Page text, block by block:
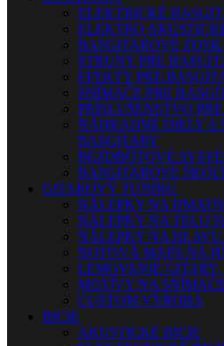
ELEKTRICKÉ
ELEKTRO
BASGITAROVÉ
STRUNY PRE
EFEKTY PRE
SNÍMAČE PRE
PRÍSLUŠENSTVO
NÁHRADNÉ DIELY A
BASGITARY
BEZDRÔTOVÉ
BASGITAROVÉ
GITAROVÝ TUNING
NÁLEPKY NA
NÁLEPKY NA TELO
NÁLEPKY NA HLAVU
NOTOVÁ MAPA NA
LEMOVANIE GITARY,
MOTÍVY NA
CUSTOM VÝROBA
BICIE
AKUSTICKÉ BICIE